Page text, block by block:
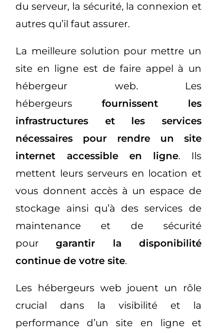
du serveur, la sécurité, la connexion et
autres qu’il faut assurer.
La meilleure solution pour mettre un
site en ligne est de faire appel à un
hébergeur web. Les
hébergeurs fournissent les
infrastructures et les services
nécessaires pour rendre un site
internet accessible en ligne. Ils
mettent leurs serveurs en location et
vous donnent accès à un espace de
stockage ainsi qu’à des services de
maintenance et de sécurité
pourgarantir la disponibilité
continue de votre site.
Les hébergeurs web jouent un rôle
crucial dans la visibilité et la
performance d’un site en ligne et